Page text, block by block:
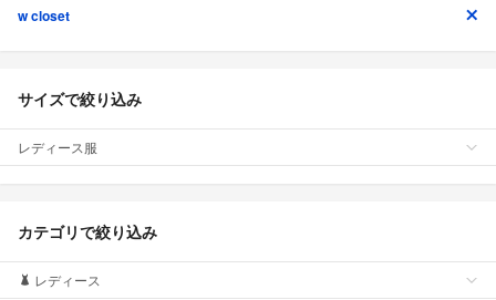
w closet
サイズで絞り込み
レディース服
カテゴリで絞り込み
レディース